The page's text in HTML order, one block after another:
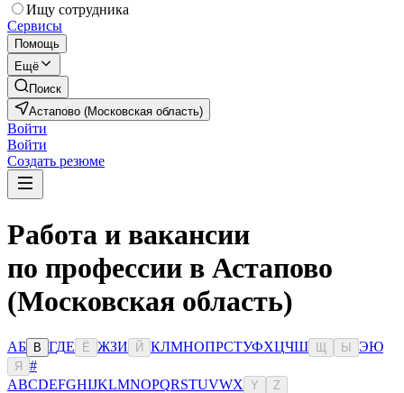
Ищу сотрудника
Сервисы
Помощь
Ещё
Поиск
Астапово (Московская область)
Войти
Войти
Создать резюме
Работа и вакансии
по профессии в Астапово
(Московская область)
АБ В ГДЕ Ё ЖЗИ Й КЛМНОПРСТУФХЦЧШ Ы ЭЮ
Я
#
ABCDEFGHIJKLMNOPQRSTUVWX Y Z